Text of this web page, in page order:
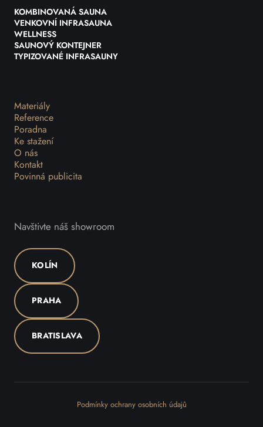
KOMBINOVANÁ SAUNA
VENKOVNÍ INFRASAUNA
WELLNESS
SAUNOVÝ KONTEJNER
TYPIZOVANÉ INFRASAUNY
Materiály
Reference
Poradna
Ke stažení
O nás
Kontakt
Povinná publicita
Navštivte náš showroom
KOLÍN
PRAHA
BRATISLAVA
Podmínky ochrany osobních údajů